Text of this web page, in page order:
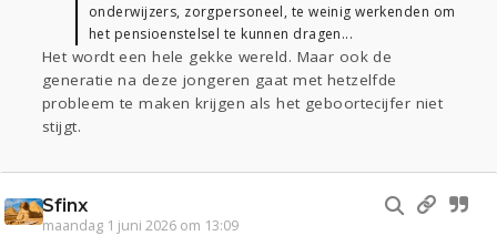
onderwijzers, zorgpersoneel, te weinig werkenden om
het pensioenstelsel te kunnen dragen...
Het wordt een hele gekke wereld. Maar ook de
generatie na deze jongeren gaat met hetzelfde
probleem te maken krijgen als het geboortecijfer niet
stijgt.
Sfinx
maandag 1 juni 2026 om 13:09